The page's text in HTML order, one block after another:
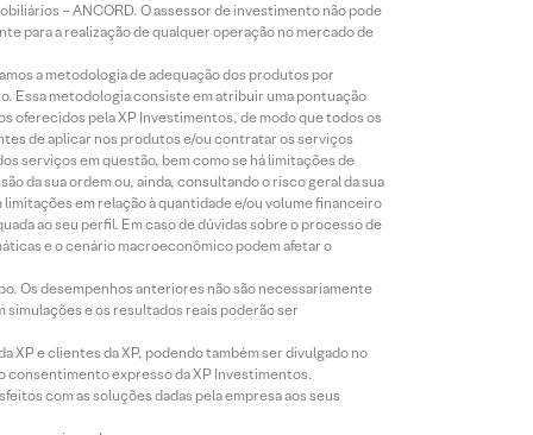
– ANCORD. O assessor de investimento não pode
para a realização de qualquer operação no mercado de
a metodologia de adequação dos produtos por
Essa metodologia consiste em atribuir uma pontuação
oferecidos pela XP Investimentos, de modo que todos os
de aplicar nos produtos e/ou contratar os serviços
serviços em questão, bem como se há limitações de
da sua ordem ou, ainda, consultando o risco geral da sua
em relação à quantidade e/ou volume financeiro
ao seu perfil. Em caso de dúvidas sobre o processo de
e o cenário macroeconômico podem afetar o
Os desempenhos anteriores não são necessariamente
e os resultados reais poderão ser
e clientes da XP, podendo também ser divulgado no
consentimento expresso da XP Investimentos.
com as soluções dadas pela empresa aos seus